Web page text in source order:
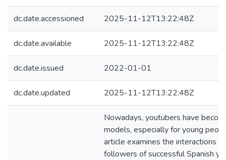
Policies
dc.date.accessioned 2025-11-12T13:22:48Z
dc.date.available 2025-11-12T13:22:48Z
dc.date.issued 2022-01-01
dc.date.updated 2025-11-12T13:22:48Z
Nowadays, youtubers have
models, especially for young
article examines the interactions
followers of successful Spanish